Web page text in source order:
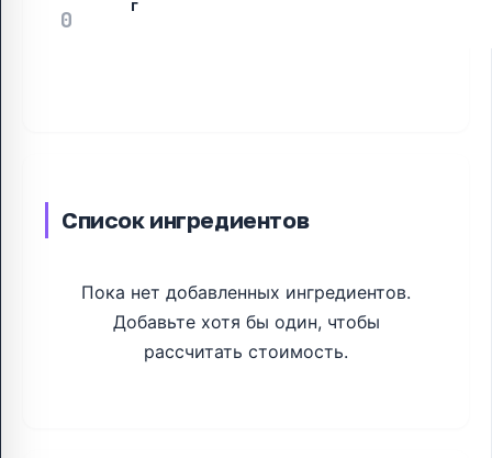
Список ингредиентов
Пока нет добавленных ингредиентов.
Добавьте хотя бы один, чтобы
рассчитать стоимость.